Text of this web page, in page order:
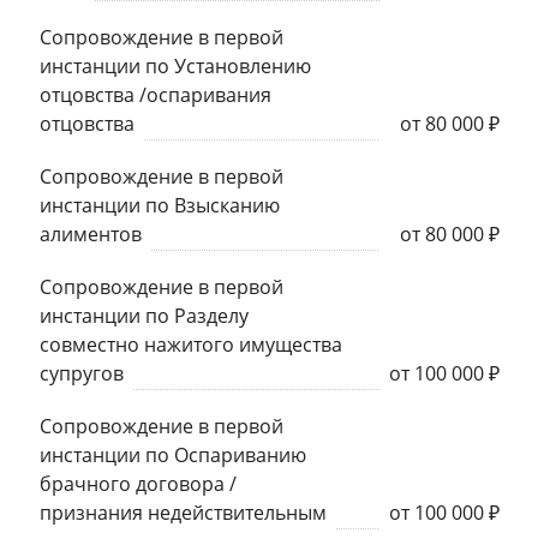
Сопровождение в первой
инстанции по Установлению
отцовства /оспаривания
отцовства
от 80 000 ₽
Сопровождение в первой
инстанции по Взысканию
алиментов
от 80 000 ₽
Сопровождение в первой
инстанции по Разделу
совместно нажитого имущества
супругов
от 100 000 ₽
Сопровождение в первой
инстанции по Оспариванию
брачного договора /
признания недействительным
от 100 000 ₽